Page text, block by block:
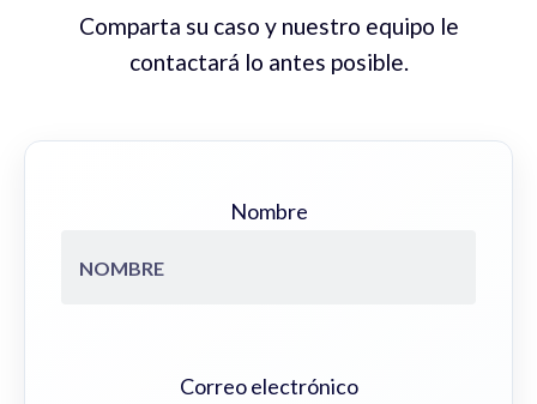
Comparta su caso y nuestro equipo le
contactará lo antes posible.
Nombre
Correo electrónico